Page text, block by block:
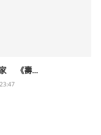
家 《壽...